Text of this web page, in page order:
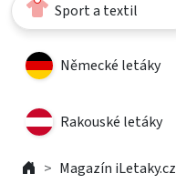
Sport a textil
Německé letáky
Rakouské letáky
Magazín iLetaky.cz